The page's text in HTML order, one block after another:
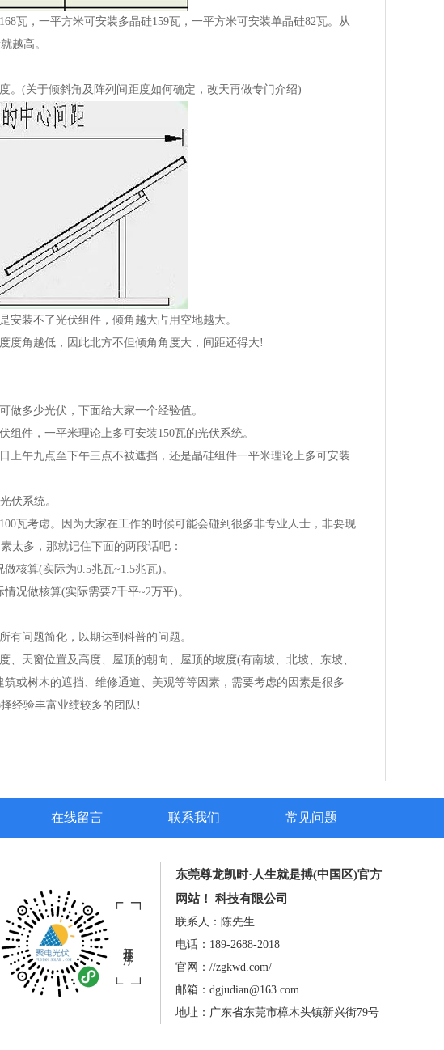
瓦，一平方米可安装多晶硅159瓦，一平方米可安装单晶硅82瓦。从
越高。
(关于倾斜角及阵列间距度如何确定，改天再做专门介绍)
安装不了光伏组件，倾角越大占用空地越大。
越低，因此北方不但倾角角度大，间距还得大!
做多少光伏，下面给大家一个经验值。
伏组件，一平米理论上多可安装150瓦的光伏系统。
至下午三点不被遮挡，还是晶硅组件一平米理论上多可安装
伏系统。
瓦考虑。因为大家在工作的时候可能会碰到很多非专业人士，非要现
多，那就记住下面的两段话吧：
算(实际为0.5兆瓦~1.5兆瓦)。
做核算(实际需要7千平~2万平)。
有问题简化，以期达到科普的问题。
度、天窗位置及高度、屋顶的朝向、屋顶的坡度(有南坡、北坡、东坡、
或树木的遮挡、维修通道、美观等等因素，需要考虑的因素是很多
经验丰富业绩较多的团队!
在线留言 联系我们 常见问题
东莞尊龙凯时·人生就是搏(中国区)官方
网站！ 科技有限公司
联系人：陈先生
电话：189-2688-2018
官网：//zgkwd.com/
邮箱：dgjudian@163.com
地址：广东省东莞市樟木头镇新兴街79号